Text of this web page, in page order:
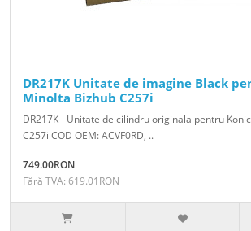
DR217K Unitate de imagine Black
Minolta Bizhub C257i
DR217K - Unitate de cilindru originala pentru
C257i COD OEM: ACVF0RD, ..
749.00RON
Fără TVA: 619.01RON